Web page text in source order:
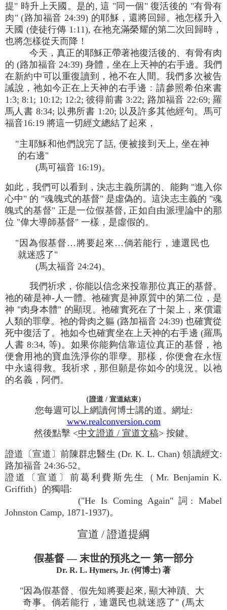
提" 時升上天國。是的, 這 "同一個" 復活後的 "有骨有
肉" (路加福音 24:39) 的耶穌，還將回歸。祂怎樣升入
天國 (使徒行傳 1:11), 在祂充滿榮耀的第二次回歸時，
也將怎樣從天而降！
今天，真正的耶穌正帶著祂復活後的、有骨有肉
的 (路加福音 24:39) 身體，坐在上天神的右手邊。我們
在新約中可以重復讀到，祂不在人間。我們多次被告
誡說，祂如今正在上天神的右手邊﹕請參照希伯來書
1:3; 8:1; 10:12; 12:2; 彼得前書 3:22; 路加福音 22:69; 羅
馬人書 8:34; 以弗所書 1:20; 以及許多其他經句。馬可
福音16:19 將這一切經文總結了起來，
"主耶穌和他們說完了話, 便被接到天上, 坐在神
的右邊"
(馬可福音 16:19)。
如此，我們可以看到，決志主義所講的、能夠 "進入你
心中" 的 "魂魄式的基督" 是虛偽的。這決志主義的 "魂
魄式的基督" 正是一位假基督, 正如自由派理論中的那
位 "偉大導師基督" 一樣，是虛假的。
"因為假基督…將要起來…倘若能行，連選民也
就迷惑了"
(馬太福音 24:24)。
我們祈求，你能以信念來投靠那位真正的基督。
祂的確是神-人一體。祂確實是神原質中的第二位，是
神 "肉身本體" 的顯現。祂確實死在了十架上，來償還
人類的罪孽。祂的骨肉之軀 (路加福音 24:39) 也確實從
死中復活了。祂如今也確實坐在上天神的右手邊 (羅馬
人書 8:34, 等)。如果你能夠信靠這位真正的基督，祂
便會用祂的寶血洗淨你的罪孽。那樣，你便會在永恆
中永遠得救。我祈求，那但願是你如今的境況。以祂
的名義，阿們。
（證道 / 宣道結束）
您每週可以上網讀何博士講的道。網址:
www.realconversion.com
然後點擊 <中文證道 / 宣道文稿> 按鍵。
證道〔宣道〕前陳群忠醫生 (Dr. K. L. Chan) 領讀經文:
路加福音 24:36-52。
證道〔宣道〕前葛利費斯先生（Mr. Benjamin K.
Griffith）的獨唱:
("He Is Coming Again" 詞: Mabel
Johnston Camp, 1871-1937)。
宣道 / 證道提綱
假基督 — 末世的預兆之一 第一部分
Dr. R. L. Hymers, Jr. (何博士) 著
"因為假基督、假先知將要起來, 顯大神蹟、大
奇事。倘若能行，連選民也就迷惑了" (馬太